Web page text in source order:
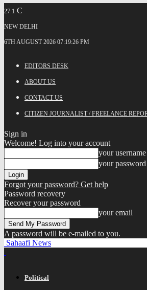
27.1 C
NEW DELHI
6TH AUGUST 2026 07:19:26 PM
EDITORS DESK
ABOUT US
CONTACT US
CITIZEN JOURNALIST / FREELANCE
Sign in
Welcome! Log into your account
your username
your password
Forgot your password? Get help
Password recovery
Recover your password
your email
A password will be e-mailed to you.
Sahaafi News
Political